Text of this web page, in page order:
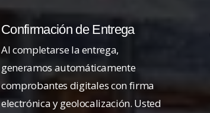
Confirmación de Entrega
Al completarse la entrega,
generamos automáticamente
comprobantes digitales con firma
electrónica y geolocalización. Usted